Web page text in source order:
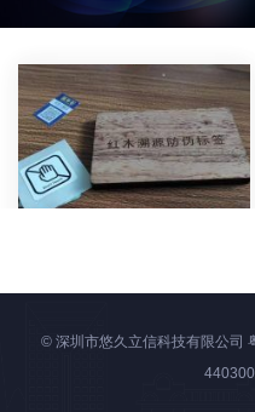
© 深圳市悠久立信科技有限公司